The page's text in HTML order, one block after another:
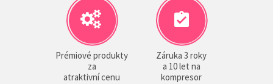
Prémiové produkty
za
atraktivní cenu
Záruka 3 roky
a 10 let na
kompresor